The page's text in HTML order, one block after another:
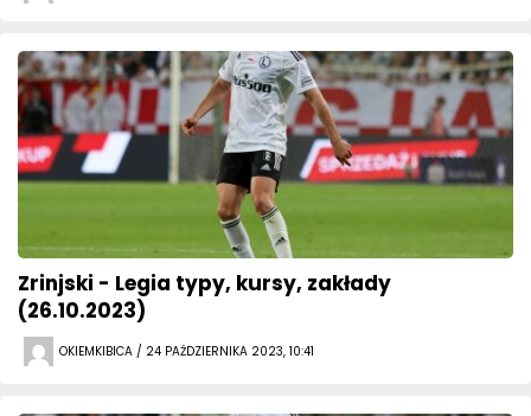
Zrinjski - Legia typy, kursy, zakłady
(26.10.2023)
OKIEMKIBICA / 24 PAŹDZIERNIKA 2023, 10:41